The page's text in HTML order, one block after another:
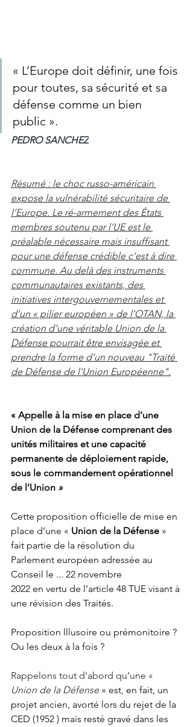
« L’Europe doit définir, une fois
pour toutes, sa sécurité et sa
défense comme un bien
public ».
PEDRO SANCHEZ
Résumé : le choc russo-américain
expose la vulnérabilité sécuritaire de
l’Europe. Le ré-armement des États
membres soutenu par l’UE est le
préalable nécessaire mais insuffisant
pour une défense crédible c’est à dire
commune. Au delà des instruments
communautaires existants, des
initiatives intergouvernementales et
d’un « pilier européen » de l'OTAN, la
création d’une véritable Union de la
Défense pourrait être envisagée et
prendre la forme d’un nouveau "Traité
de Défense de l’Union Européenne".
« Appelle à la mise en place d’une
Union de la Défense comprenant des
unités militaires et une capacité
permanente de déploiement rapide,
sous le commandement opérationnel
de l’Union »
Cette proposition officielle de mise en
place d’une « Union de la Défense »
fait partie de la résolution du
Parlement européen adressée au
Conseil le ... 22 novembre
2022 en vertu de l’article 48 TUE visant à
une révision des Traités.
Proposition lllusoire ou prémonitoire ?
Ou les deux à la fois ?
Rappelons tout d’abord qu’une «
Union de la Défense » est, en fait, un
projet ancien, avorté lors du rejet de la
CED (1952 ) mais resté gravé dans les